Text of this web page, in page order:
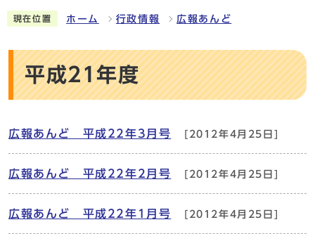
現在位置 ホーム 行政情報 広報あんど
平成21年度
広報あんど 平成22年3月号 [2012年4月25日]
広報あんど 平成22年2月号 [2012年4月25日]
広報あんど 平成22年1月号 [2012年4月25日]